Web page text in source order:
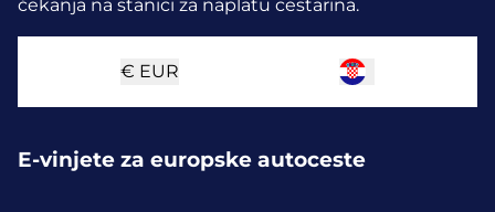
čekanja na stanici za naplatu cestarina.
€ EUR
E-vinjete za europske autoceste